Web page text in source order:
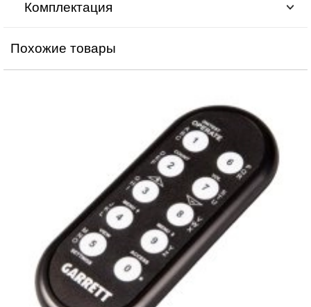
Комплектация
Похожие товары